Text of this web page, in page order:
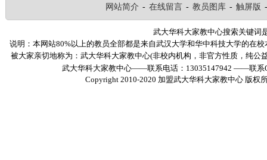
网站简介 - 在线留言 - 教员图库 - 触屏版
武大华科大家教中心搜索关键词
说明：本网站80%以上的教员全部都是来自武汉大学和华中科技大学的在
被大家亲切地称为：武大华科大家教中心(非校内机构，非官方性质，纯
武大华科大家教中心——联系电话：13035147942 ——联系
Copyright 2010-2020 加盟武大华科大家教中心 版权